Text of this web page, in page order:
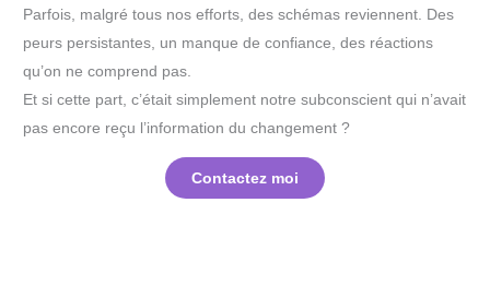
Parfois, malgré tous nos efforts, des schémas reviennent. Des
peurs persistantes, un manque de confiance, des réactions
qu’on ne comprend pas.
Et si cette part, c’était simplement notre subconscient qui n’avait
pas encore reçu l’information du changement ?
Contactez moi